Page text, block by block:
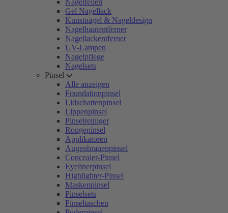
Nagelfeilen
Gel Nagellack
Kunstnägel & Nageldesign
Nagelhautentferner
Nagellackentferner
UV-Lampen
Nagelpflege
Nagelsets
Pinsel
Alle anzeigen
Foundationpinsel
Lidschattenpinsel
Lippenpinsel
Pinselreiniger
Rougepinsel
Applikatoren
Augenbrauenpinsel
Concealer-Pinsel
Eyelinerpinsel
Highlighter-Pinsel
Maskenpinsel
Pinselsets
Pinseltaschen